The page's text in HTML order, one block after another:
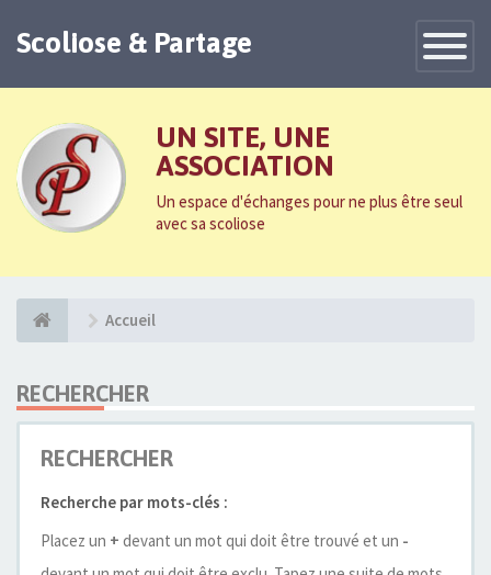
Toggle
Scoliose & Partage
UN SITE, UNE
ASSOCIATION
Un espace d'échanges pour ne plus être seul
avec sa scoliose
Accueil
RECHERCHER
RECHERCHER
Recherche par mots-clés :
Placez un + devant un mot qui doit être trouvé et un -